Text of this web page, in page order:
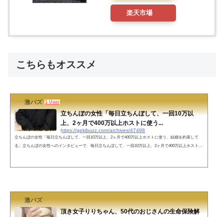
楽天市場
こちらもオススメ
激バズ 1 User
立ちんぼの女性「毎日立ちんぼして、一回10万以
上、2ヶ月で400万以上ホストに使う...
https://gekibuzz.com/archives/47498
立ちんぼの女性「毎日立ちんぼして、一回10万以上、2ヶ月で400万以上ホストに使う、結婚を約束して
る」立ちんぼの女性へのインタビューで、毎日立ちんぼして、一回10万以上、2ヶ月で400万以上ホストに
激バズ
頂き女子りりちゃん、50代のおじさんの生命保険解